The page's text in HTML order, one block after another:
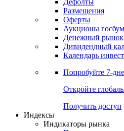
Получить доступ
Календарь
Календарь
Дефолты
Размещения
Оферты
Денежный рынок
Календарь
Попробуйте7-
Откройте